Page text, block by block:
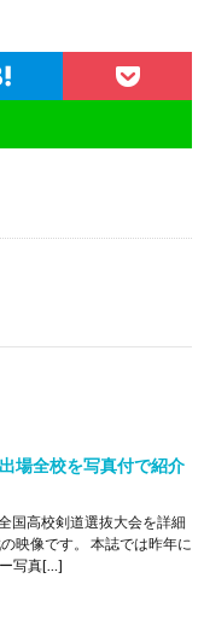
場全校を写真付で紹介
国高校剣道選抜大会を詳細
映像です。 本誌では昨年に
写真[…]